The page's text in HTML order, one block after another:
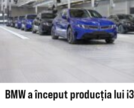
BMW a început producția lui